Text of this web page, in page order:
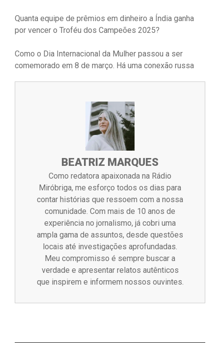
Quanta equipe de prêmios em dinheiro a Índia ganha
por vencer o Troféu dos Campeões 2025?
Como o Dia Internacional da Mulher passou a ser
comemorado em 8 de março. Há uma conexão russa
BEATRIZ MARQUES
Como redatora apaixonada na Rádio
Miróbriga, me esforço todos os dias para
contar histórias que ressoem com a nossa
comunidade. Com mais de 10 anos de
experiência no jornalismo, já cobri uma
ampla gama de assuntos, desde questões
locais até investigações aprofundadas.
Meu compromisso é sempre buscar a
verdade e apresentar relatos autênticos
que inspirem e informem nossos ouvintes.